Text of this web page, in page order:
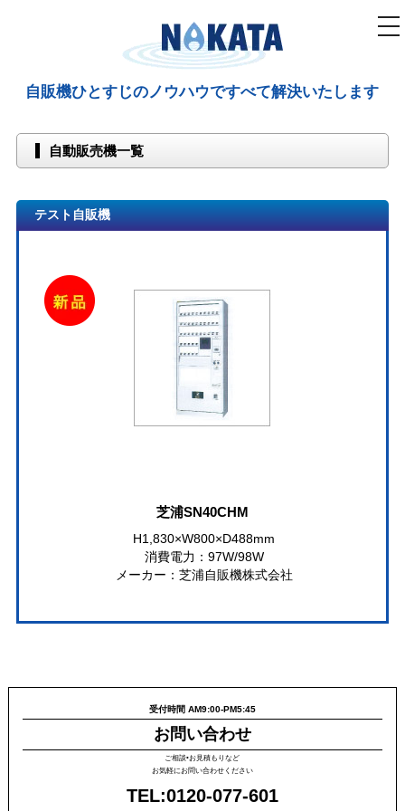
自販機ひとすじのノウハウですべて解決いたします
自動販売機一覧
テスト自販機
芝浦SN40CHM
H1,830×W800×D488mm
消費電力：97W/98W
メーカー：芝浦自販機株式会社
受付時間 AM9:00-PM5:45
お問い合わせ
ご相談•お見積もりなど
お気軽にお問い合わせください
TEL:0120-077-601